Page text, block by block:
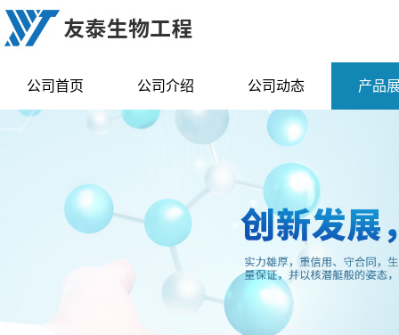
公司首页 公司介绍 公司动态 产品